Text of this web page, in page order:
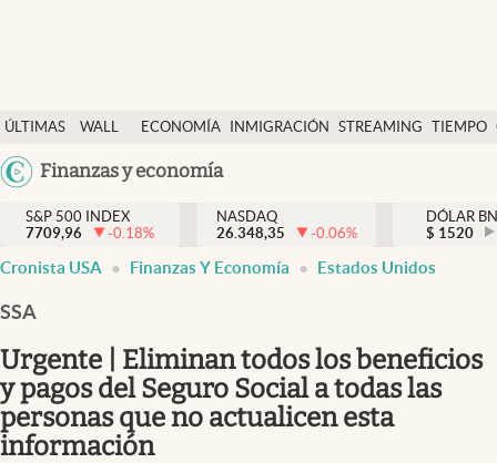
ÚLTIMAS
NOTICIAS
WALL
DÓLAR
ECONOMÍA INMIGRACIÓN STREAMING TIEMPO
México
USA
Finanzas y economía
Finanzas y economía
Wall Street y dólar
Inmigración
Espiritual
Streaming
S&P 500 INDEX
7709,96
-0.18%
NASDAQ
26.348,35
-0.06%
DÓLAR
$ 1520
Cronista USA Finanzas Y Economía Estados Unidos
SSA
Urgente | Eliminan todos los beneficios
y pagos del Seguro Social a todas las
personas que no actualicen esta
información